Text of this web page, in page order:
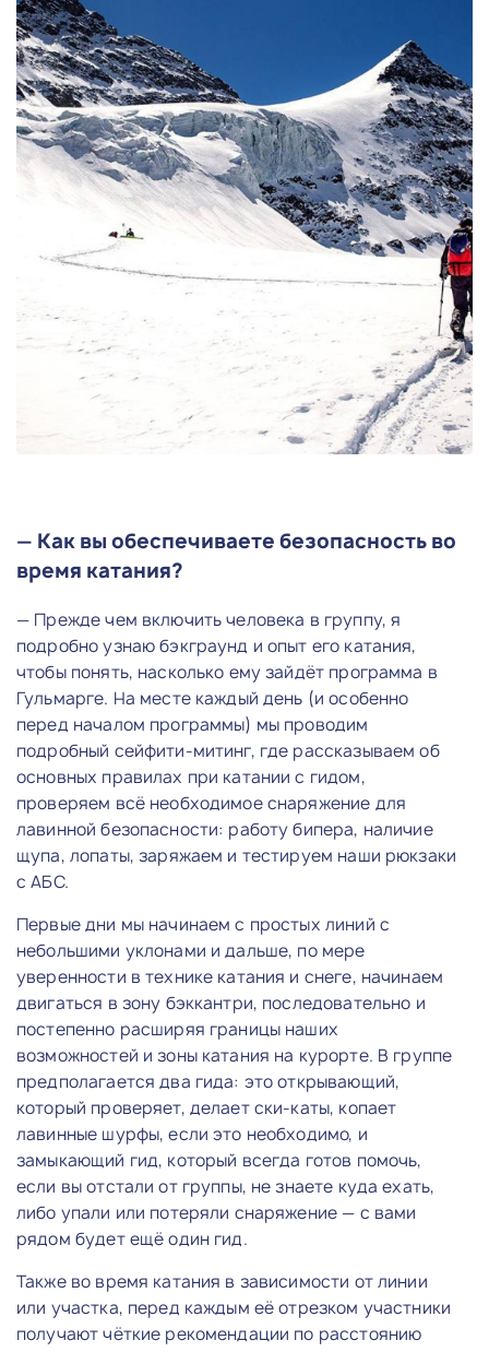
— Как вы обеспечиваете безопасность во
время катания?
— Прежде чем включить человека в группу, я
подробно узнаю бэкграунд и опыт его катания,
чтобы понять, насколько ему зайдёт программа в
Гульмарге. На месте каждый день (и особенно
перед началом программы) мы проводим
подробный сейфити-митинг, где рассказываем об
основных правилах при катании с гидом,
проверяем всё необходимое снаряжение для
лавинной безопасности: работу бипера, наличие
щупа, лопаты, заряжаем и тестируем наши рюкзаки
с АБС.
Первые дни мы начинаем с простых линий с
небольшими уклонами и дальше, по мере
уверенности в технике катания и снеге, начинаем
двигаться в зону бэккантри, последовательно и
постепенно расширяя границы наших
возможностей и зоны катания на курорте. В группе
предполагается два гида: это открывающий,
который проверяет, делает ски-каты, копает
лавинные шурфы, если это необходимо, и
замыкающий гид, который всегда готов помочь,
если вы отстали от группы, не знаете куда ехать,
либо упали или потеряли снаряжение — с вами
рядом будет ещё один гид.
Также во время катания в зависимости от линии
или участка, перед каждым её отрезком участники
получают чёткие рекомендации по расстоянию